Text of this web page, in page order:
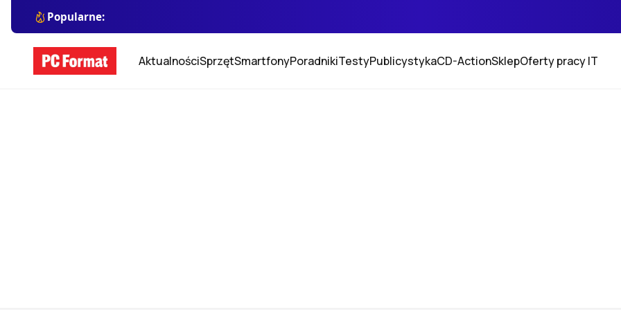
Popularne:
AktualnościSprzętSmartfonyPoradnikiTestyPublicystykaCD-ActionSklepOferty pracy IT